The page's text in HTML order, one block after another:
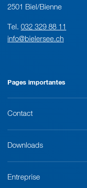
2501 Biel/Bienne
Tel. 032 329 88 11
info@bielersee.ch
Pages importantes
Contact
Downloads
Entreprise